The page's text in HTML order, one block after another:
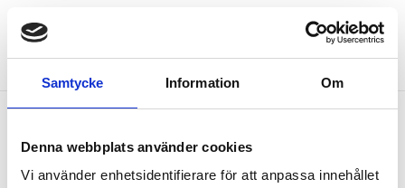
Samtycke Information Om
Denna webbplats använder cookies
Vi använder enhetsidentifierare för att anpassa innehållet
Fel